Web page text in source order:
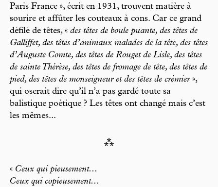
Paris France », écrit en 1931, trouvent matière à
sourire et affûter les couteaux à cons. Car ce grand
défilé de têtes, « des têtes de boule puante, des têtes de
Galliffet, des têtes d’animaux malades de la tête, des têtes
d’Auguste Comte, des têtes de Rouget de Lisle, des têtes
de sainte Thérèse, des têtes de fromage de tête, des têtes de
pied, des têtes de monseigneur et des têtes de crémier»,
qui oserait dire qu’il n’a pas gardé toute sa
balistique poétique ? Les têtes ont changé mais c’est
les mêmes...
⁂
« Ceux qui pieusement...
Ceux qui copieusement...